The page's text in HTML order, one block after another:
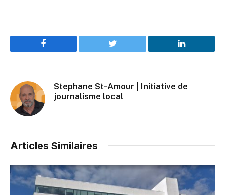
Facebook Twitter LinkedIn
Stephane St-Amour | Initiative de
journalisme local
Articles Similaires